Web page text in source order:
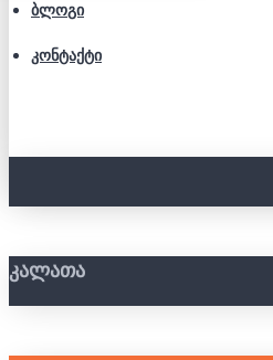
ᲑᲚᲝᲒᲘ
ᲙᲝᲜᲢᲐᲥᲢᲘ
ᲙᲐᲚᲐᲗᲐ